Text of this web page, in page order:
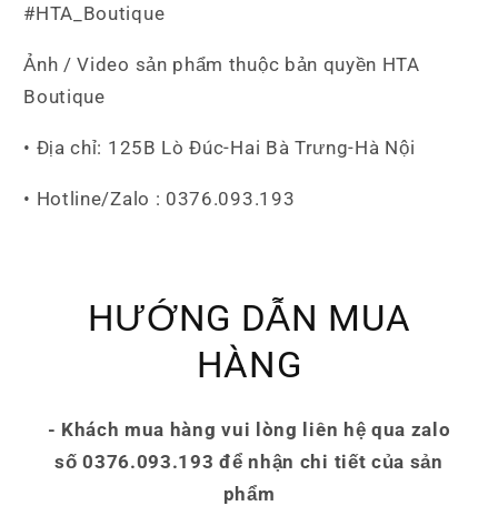
#HTA_Boutique
Ảnh / Video sản phẩm thuộc bản quyền HTA
Boutique
• Địa chỉ: 125B Lò Đúc-Hai Bà Trưng-Hà Nội
• Hotline/Zalo : 0376.093.193
HƯỚNG DẪN MUA
HÀNG
- Khách mua hàng vui lòng liên hệ qua zalo
số 0376.093.193 để nhận chi tiết của sản
phẩm